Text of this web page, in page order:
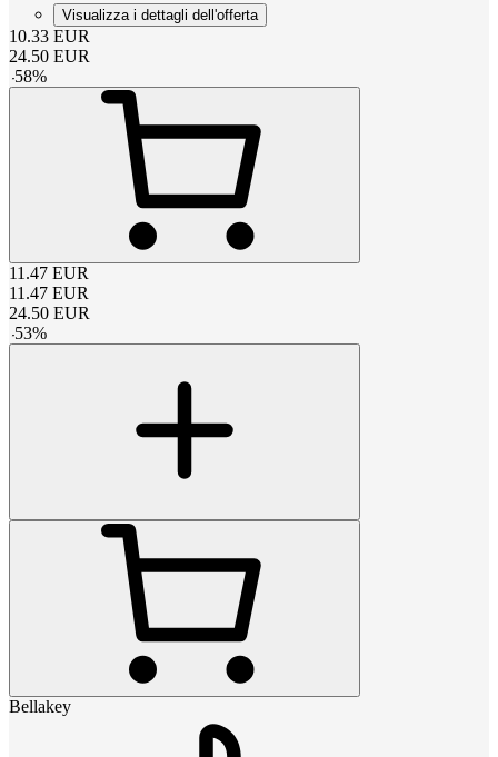
Visualizza i dettagli dell'offerta
10.33 EUR
24.50 EUR
-58%
11.47 EUR
11.47 EUR
24.50 EUR
-53%
Bellakey